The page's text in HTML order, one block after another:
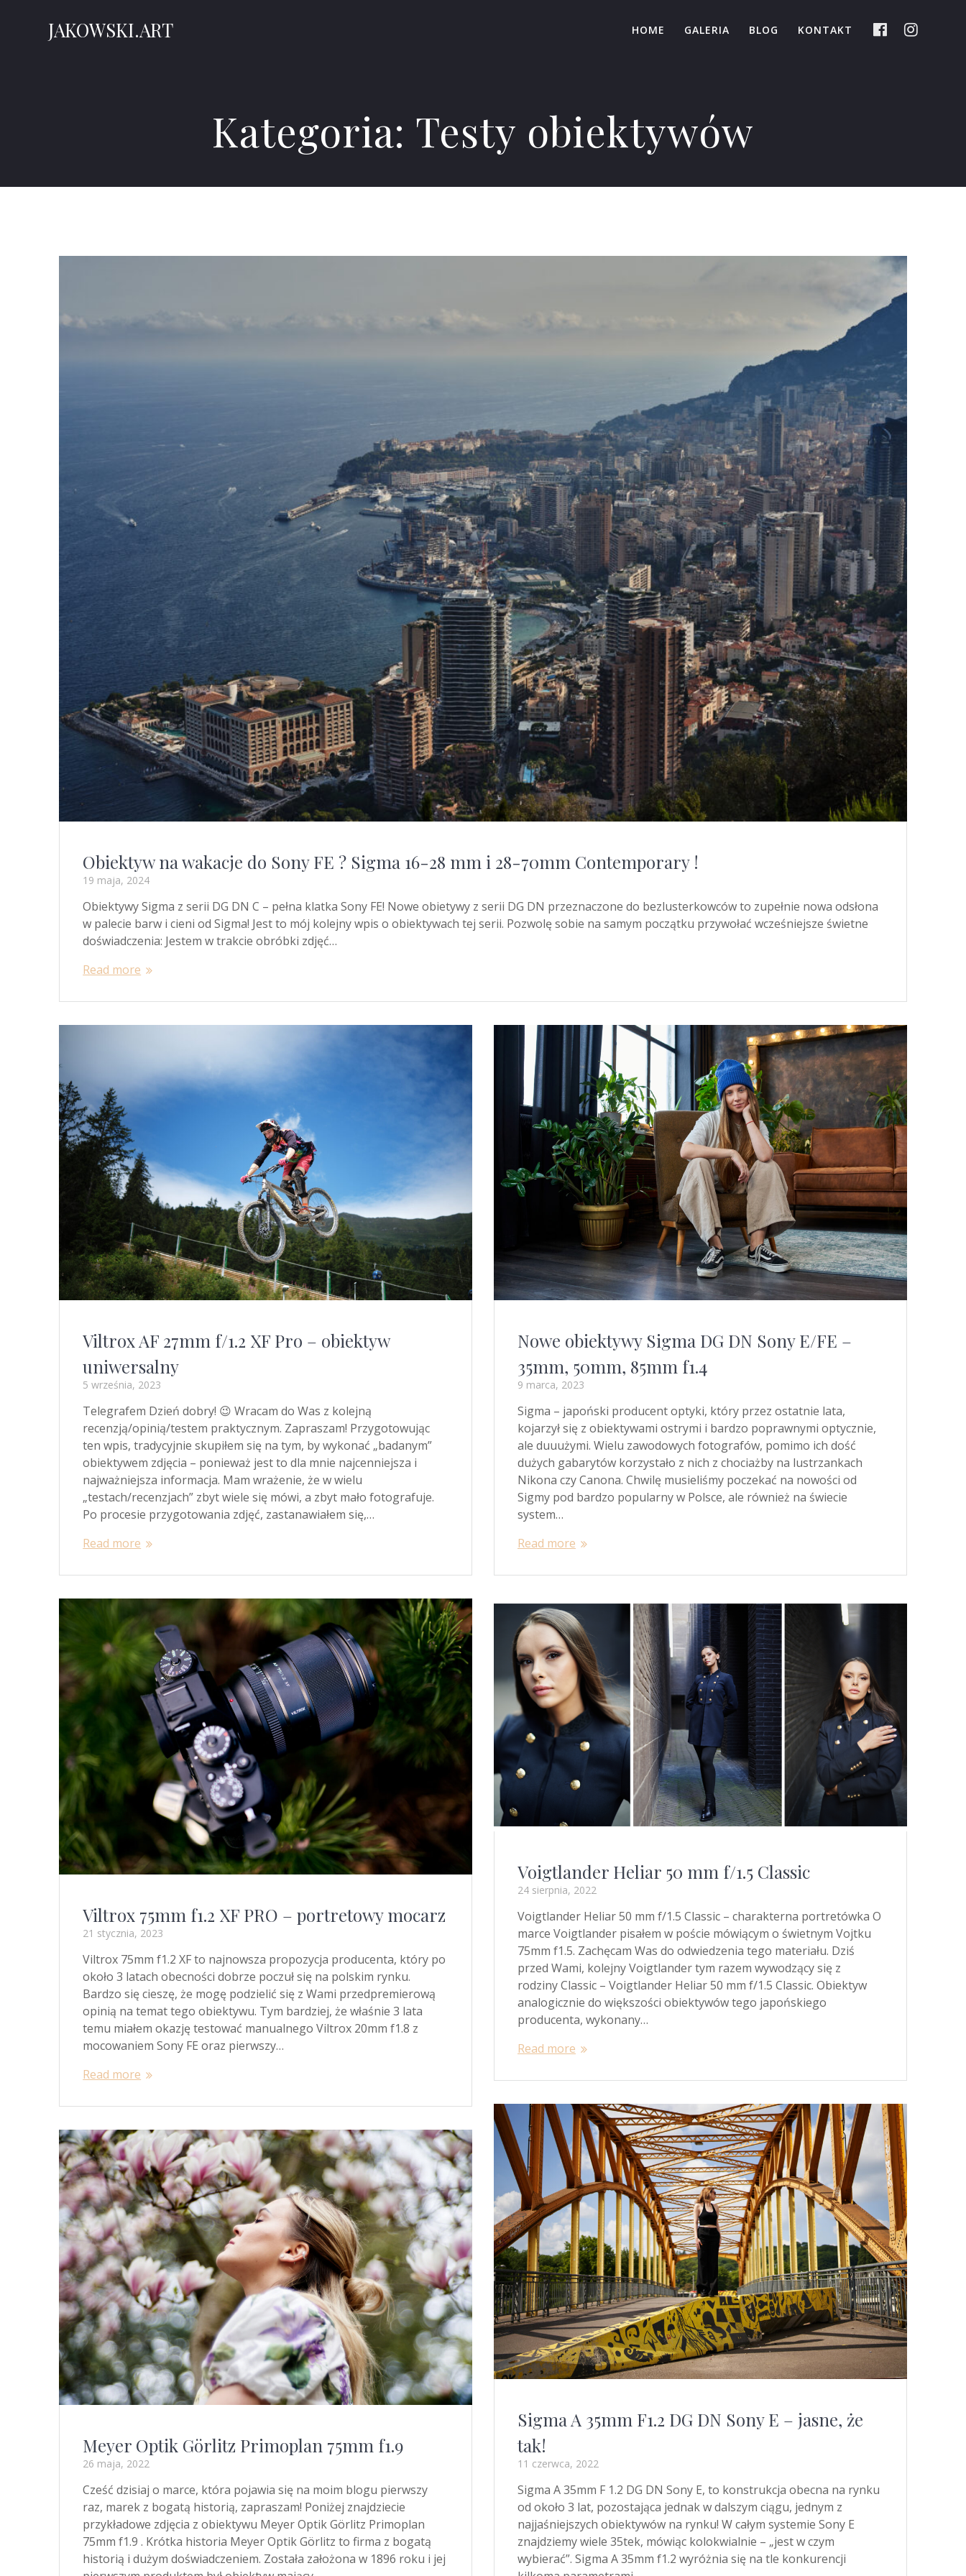
JAKOWSKI.ART HOME GALERIA BLOG KONTAKT
Kategoria: Testy obiektywów
Obiektyw na wakacje do Sony FE ? Sigma 16-28 mm i 28-70mm Contemporary !
19 maja, 2024
Obiektywy Sigma z serii DG DN C – pełna klatka Sony FE! Nowe obietywy z serii DG DN przeznaczone do bezlusterkowców to zupełnie nowa odsłona
w palecie barw i cieni od Sigma! Jest to mój kolejny wpis o obiektywach tej serii. Pozwolę sobie na samym początku przywołać wcześniejsze świetne
doświadczenia: Jestem w trakcie obróbki zdjęć…
Read more
Viltrox AF 27mm f/1.2 XF Pro – obiektyw
uniwersalny
5 września, 2023
Telegrafem Dzień dobry! 😉 Wracam do Was z kolejną
recenzją/opinią/testem praktycznym. Zapraszam! Przygotowując
ten wpis, tradycyjnie skupiłem się na tym, by wykonać „badanym”
obiektywem zdjęcia – ponieważ jest to dla mnie najcenniejsza i
najważniejsza informacja. Mam wrażenie, że w wielu
„testach/recenzjach” zbyt wiele się mówi, a zbyt mało fotografuje.
Po procesie przygotowania zdjęć, zastanawiałem się,…
Read more
Nowe obiektywy Sigma DG DN Sony E/FE –
35mm, 50mm, 85mm f1.4
9 marca, 2023
Sigma – japoński producent optyki, który przez ostatnie lata,
kojarzył się z obiektywami ostrymi i bardzo poprawnymi optycznie,
ale duuużymi. Wielu zawodowych fotografów, pomimo ich dość
dużych gabarytów korzystało z nich z chociażby na lustrzankach
Nikona czy Canona. Chwilę musieliśmy poczekać na nowości od
Sigmy pod bardzo popularny w Polsce, ale również na świecie
system…
Read more
Viltrox 75mm f1.2 XF PRO – portretowy mocarz
21 stycznia, 2023
Viltrox 75mm f1.2 XF to najnowsza propozycja producenta, który po
około 3 latach obecności dobrze poczuł się na polskim rynku.
Bardzo się cieszę, że mogę podzielić się z Wami przedpremierową
opinią na temat tego obiektywu. Tym bardziej, że właśnie 3 lata
temu miałem okazję testować manualnego Viltrox 20mm f1.8 z
mocowaniem Sony FE oraz pierwszy…
Read more
Voigtlander Heliar 50 mm f/1.5 Classic
24 sierpnia, 2022
Voigtlander Heliar 50 mm f/1.5 Classic – charakterna portretówka O
marce Voigtlander pisałem w poście mówiącym o świetnym Vojtku
75mm f1.5. Zachęcam Was do odwiedzenia tego materiału. Dziś
przed Wami, kolejny Voigtlander tym razem wywodzący się z
rodziny Classic – Voigtlander Heliar 50 mm f/1.5 Classic. Obiektyw
analogicznie do większości obiektywów tego japońskiego
producenta, wykonany…
Read more
Sigma A 35mm F1.2 DG DN Sony E – jasne, że
tak!
11 czerwca, 2022
Sigma A 35mm F 1.2 DG DN Sony E, to konstrukcja obecna na rynku
od około 3 lat, pozostająca jednak w dalszym ciągu, jednym z
najjaśniejszych obiektywów na rynku! W całym systemie Sony E
znajdziemy wiele 35tek, mówiąc kolokwialnie – „jest w czym
wybierać”. Sigma A 35mm f1.2 wyróżnia się na tle konkurencji
Meyer Optik Görlitz Primoplan 75mm f1.9
26 maja, 2022
Cześć dzisiaj o marce, która pojawia się na moim blogu pierwszy
raz, marek z bogatą historią, zapraszam! Poniżej znajdziecie
przykładowe zdjęcia z obiektywu Meyer Optik Görlitz Primoplan
75mm f1.9 . Krótka historia Meyer Optik Görlitz to firma z bogatą
historią i dużym doświadczeniem. Została założona w 1896 roku i jej